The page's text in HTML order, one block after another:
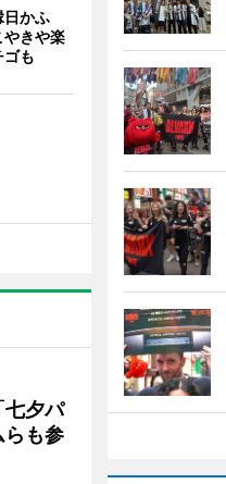
日かふ
きや楽
ゴも
夕パ
も参